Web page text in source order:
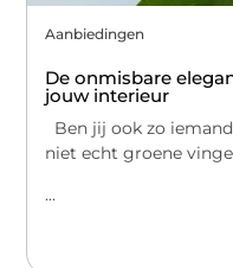
Aanbiedingen
De onmisbare
jouw interieur
Ben jij ook zo
niet echt groene
...